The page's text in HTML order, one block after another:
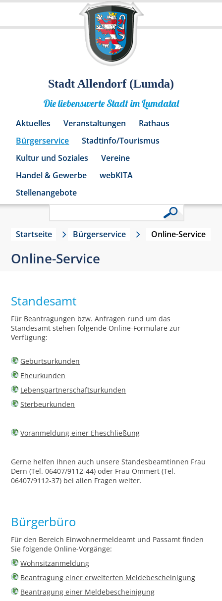
Stadt Allendorf (Lumda)
Die liebenswerte Stadt im Lumdatal
Aktuelles Veranstaltungen
Rathaus
Bürgerservice
Stadtinfo/Tourismus
Kultur und Soziales
Vereine
Handel & Gewerbe
webKITA
Stellenangebote
Startseite Bürgerservice Online-Service
Online-Service
Standesamt
Für Beantragungen bzw. Anfragen rund um das
Standesamt stehen folgende Online-Formulare zur
Verfügung:
Geburtsurkunden
Eheurkunden
Lebenspartnerschaftsurkunden
Sterbeurkunden
Voranmeldung einer Eheschließung
Gerne helfen Ihnen auch unsere Standesbeamtinnen Frau
Dern (Tel. 06407/9112-44) oder Frau Ommert (Tel.
06407/9112-37) bei allen Fragen weiter.
Bürgerbüro
Für den Bereich Einwohnermeldeamt und Passamt finden
Sie folgende Online-Vorgänge:
Wohnsitzanmeldung
Beantragung einer erweiterten Meldebescheinigung
Beantragung einer Meldebescheinigung